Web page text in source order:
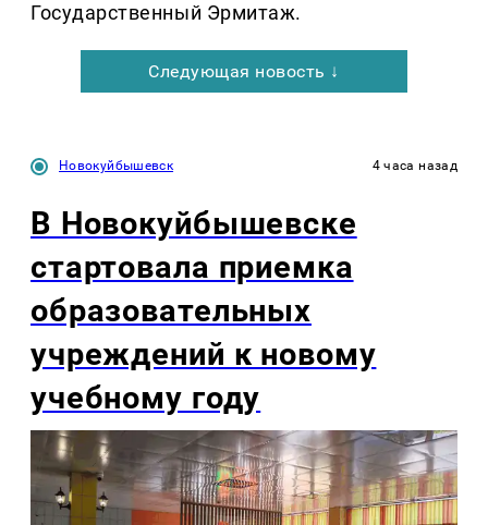
Государственный Эрмитаж.
Следующая новость ↓
Новокуйбышевск 4 часа назад
В Новокуйбышевске
стартовала приемка
образовательных
учреждений к новому
учебному году